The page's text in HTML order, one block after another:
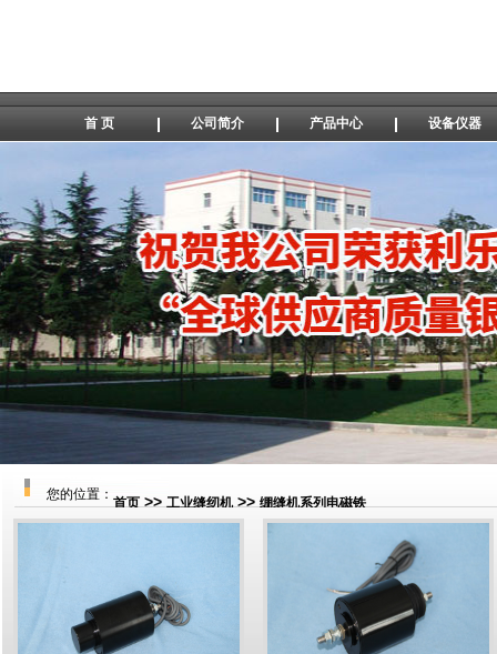
首 页 公司简介 产品中心 设备仪器
您的位置：
首页>>工业缝纫机>>绷缝机系列电磁铁